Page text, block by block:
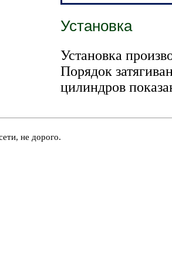
Установка
Установка
Порядок
цилиндров
не дорого.